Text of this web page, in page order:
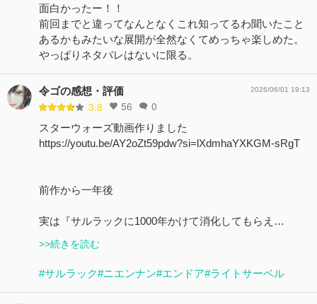
面白かったー！！
前回までと違ってなんとなくこれ知ってるわ聞いたこと
あるかもみたいな展開が全然なくてめっちゃ楽しめた。
やっぱりネタバレはないに限る。
令ゴの感想・評価
3.8 56 0
2026/06/01 19:13
スターウォーズ動画作りました
https://youtu.be/AY2oZt59pdw?si=lXdmhaYXKGM-sRgT
前作から一年後
実は『サルラックに1000年かけて消化してもらえ…
>>続きを読む
#サルラック#ニエンナン#エンドア#ライトサーベル